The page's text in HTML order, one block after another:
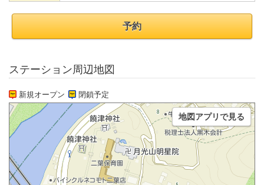
予約
ステーション周辺地図
新規オープン 閉鎖予定
地図アプリで見る